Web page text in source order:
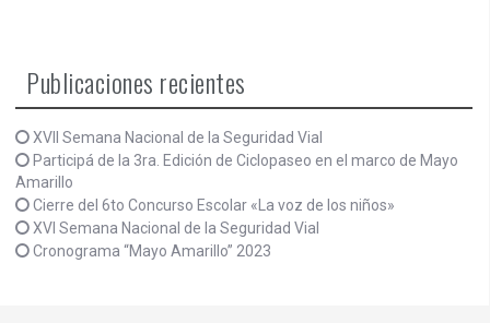
Publicaciones recientes
XVII Semana Nacional de la Seguridad Vial
Participá de la 3ra. Edición de Ciclopaseo en el marco de Mayo
Amarillo
Cierre del 6to Concurso Escolar «La voz de los niños»
XVI Semana Nacional de la Seguridad Vial
Cronograma “Mayo Amarillo” 2023